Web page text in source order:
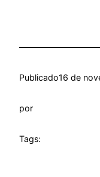
Publicado16 de
por
Tags: